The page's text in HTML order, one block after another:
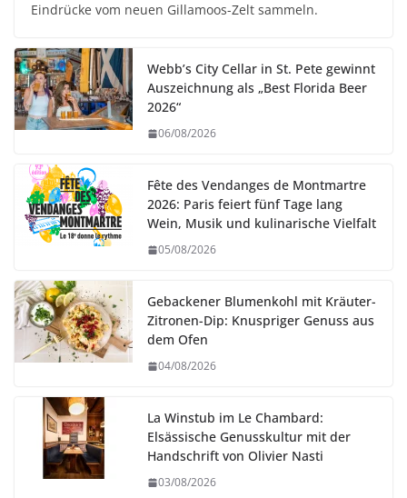
Eindrücke vom neuen Gillamoos-Zelt sammeln.
Webb’s City Cellar in St. Pete gewinnt
Auszeichnung als „Best Florida Beer
2026“
06/08/2026
Fête des Vendanges de Montmartre
2026: Paris feiert fünf Tage lang
Wein, Musik und kulinarische Vielfalt
05/08/2026
Gebackener Blumenkohl mit Kräuter-
Zitronen-Dip: Knuspriger Genuss aus
dem Ofen
04/08/2026
La Winstub im Le Chambard:
Elsässische Genusskultur mit der
Handschrift von Olivier Nasti
03/08/2026